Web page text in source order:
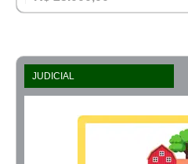
JUDICIAL